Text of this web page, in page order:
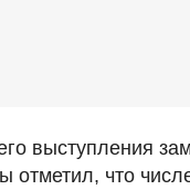
выступления
отметил, что